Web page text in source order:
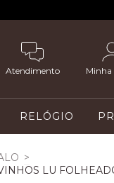
Atendimento Minha
RELÓGIO
>
LU